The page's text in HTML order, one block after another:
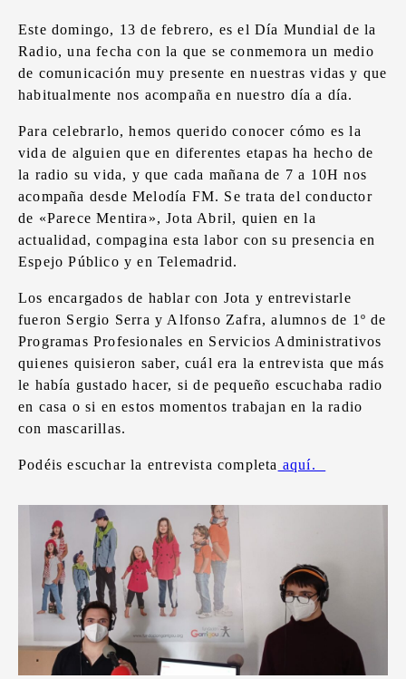
Este domingo, 13 de febrero, es el Día Mundial de la
Radio, una fecha con la que se conmemora un medio
de comunicación muy presente en nuestras vidas y que
habitualmente nos acompaña en nuestro día a día.
Para celebrarlo, hemos querido conocer cómo es la
vida de alguien que en diferentes etapas ha hecho de
la radio su vida, y que cada mañana de 7 a 10H nos
acompaña desde Melodía FM. Se trata del conductor
de «Parece Mentira», Jota Abril, quien en la
actualidad, compagina esta labor con su presencia en
Espejo Público y en Telemadrid.
Los encargados de hablar con Jota y entrevistarle
fueron Sergio Serra y Alfonso Zafra, alumnos de 1º de
Programas Profesionales en Servicios Administrativos
quienes quisieron saber, cuál era la entrevista que más
le había gustado hacer, si de pequeño escuchaba radio
en casa o si en estos momentos trabajan en la radio
con mascarillas.
Podéis escuchar la entrevista completa aquí.